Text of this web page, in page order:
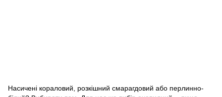
Насичені кораловий, розкішний смарагдовий або перлинно-